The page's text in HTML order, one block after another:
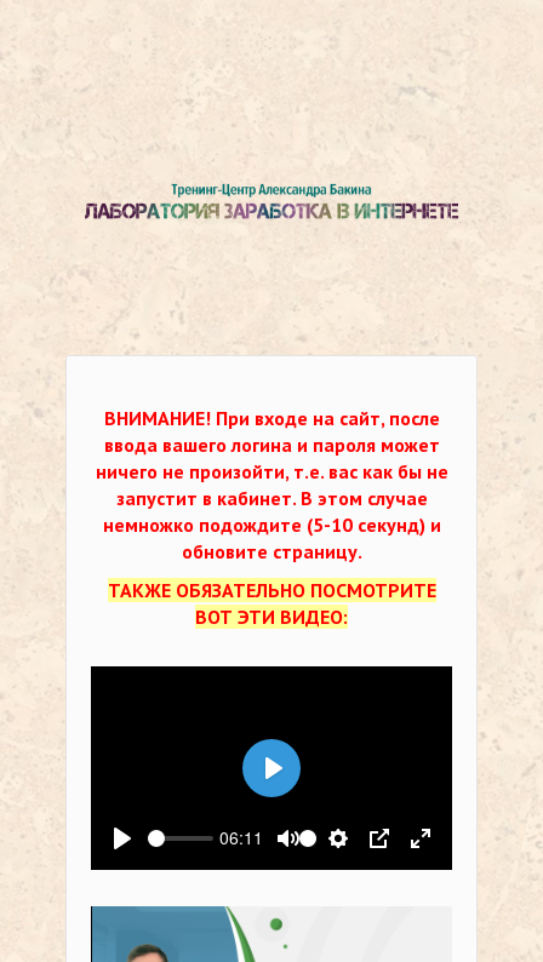
ВНИМАНИЕ! При входе на сайт, после
ввода вашего логина и пароля может
ничего не произойти, т.е. вас как бы не
запустит в кабинет. В этом случае
немножко подождите (5-10 секунд) и
обновите страницу.
ТАКЖЕ ОБЯЗАТЕЛЬНО ПОСМОТРИТЕ
ВОТ ЭТИ ВИДЕО:
Воспроизвести
06:11
Выключить звук
Настройки
PIP На весь
Воспроизвести